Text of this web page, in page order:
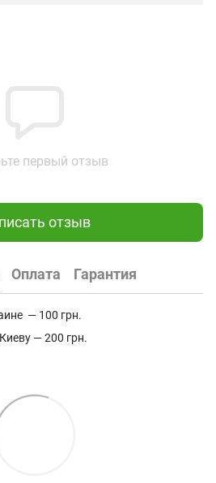
первый отзыв
отзыв
Оплата Гарантия
— 100 грн.
— 200 грн.